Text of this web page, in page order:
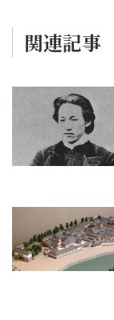
関連記事